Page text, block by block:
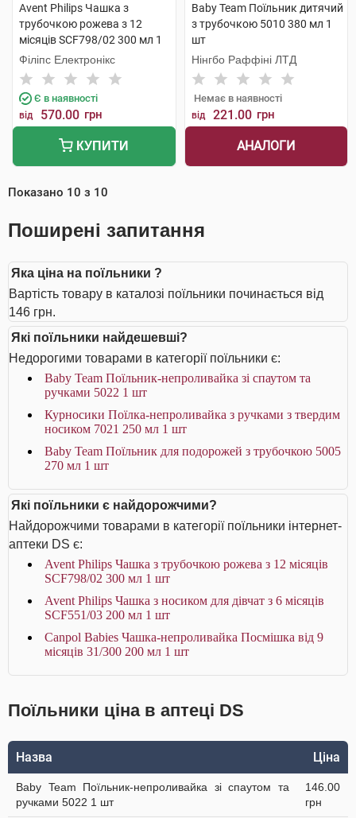
Avent Philips Чашка з
трубочкою рожева з 12
місяців SCF798/02 300 мл 1
шт
Філіпс Електронікс
Є в наявності
від 570.00 грн
КУПИТИ
Baby Team Поїльник дитячий
з трубочкою 5010 380 мл 1
шт
Нінгбо Раффіні ЛТД
Немає в наявності
від 221.00 грн
АНАЛОГИ
Показано 10 з 10
Поширені запитання
Яка ціна на поїльники ?
Вартість товару в каталозі поїльники починається від
146 грн.
Які поїльники найдешевші?
Недорогими товарами в категорії поїльники є:
Baby Team Поїльник-непроливайка зі спаутом та
ручками 5022 1 шт
Курносики Поїлка-непроливайка з ручками з твердим
носиком 7021 250 мл 1 шт
Baby Team Поїльник для подорожей з трубочкою 5005
270 мл 1 шт
Які поїльники є найдорожчими?
Найдорожчими товарами в категорії поїльники інтернет-
аптеки DS є:
Avent Philips Чашка з трубочкою рожева з 12 місяців
SCF798/02 300 мл 1 шт
Avent Philips Чашка з носиком для дівчат з 6 місяців
SCF551/03 200 мл 1 шт
Canpol Babies Чашка-непроливайка Посмішка від 9
місяців 31/300 200 мл 1 шт
Поїльники ціна в аптеці DS
Назва Ціна
Baby Team Поїльник-непроливайка зі спаутом та
ручками 5022 1 шт
146.00
грн